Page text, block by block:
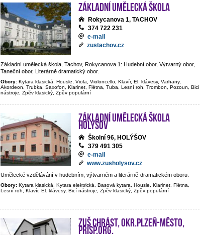
Základní umělecká škola
Rokycanova 1, TACHOV
374 722 231
e-mail
zustachov.cz
Základní umělecká škola, Tachov, Rokycanova 1: Hudební obor, Výtvarný obor,
Taneční obor, Literárně dramatický obor.
Obory: Kytara klasická, Housle, Viola, Violoncello, Klavír, El. klávesy, Varhany,
Akordeon, Trubka, Saxofon, Klarinet, Flétna, Tuba, Lesní roh, Trombon, Pozoun, Bicí
nástroje, Zpěv klasický, Zpěv populární
Základní umělecká škola
Holýšov
Školní 96, HOLÝŠOV
379 491 305
e-mail
www.zusholysov.cz
Umělecké vzdělávání v hudebním, výtvarném a literárně-dramatickém oboru.
Obory: Kytara klasická, Kytara elektrická, Basová kytara, Housle, Klarinet, Flétna,
Lesní roh, Klavír, El. klávesy, Bicí nástroje, Zpěv klasický, Zpěv populární
ZUŠ Chrást, okr.Plzeň-město,
přísp.org.